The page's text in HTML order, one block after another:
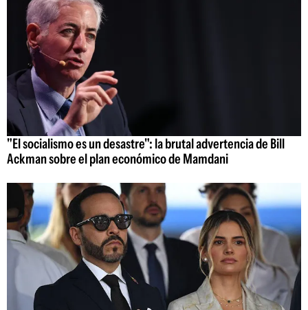
"El socialismo es un desastre": la brutal advertencia de Bill
Ackman sobre el plan económico de Mamdani